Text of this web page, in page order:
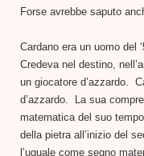
Forse avrebbe saputo
Cardano era un uomo del
Credeva nel destino,
un giocatore d’azzardo.
d’azzardo. La sua
matematica del suo
della pietra all’inizio del
l’uguale come segno